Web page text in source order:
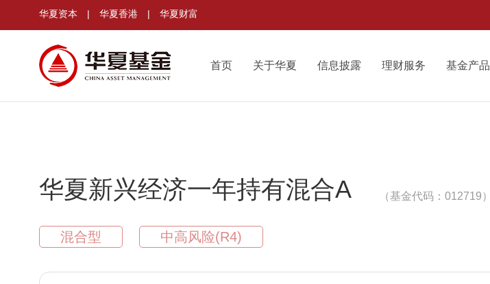
华夏资本 | 华夏香港 | 华夏财富
首页 关于华夏 信息披露 理财服务 基金产品
华夏新兴经济一年持有混合A （基金代码：012719）
混合型 中高风险(R4)